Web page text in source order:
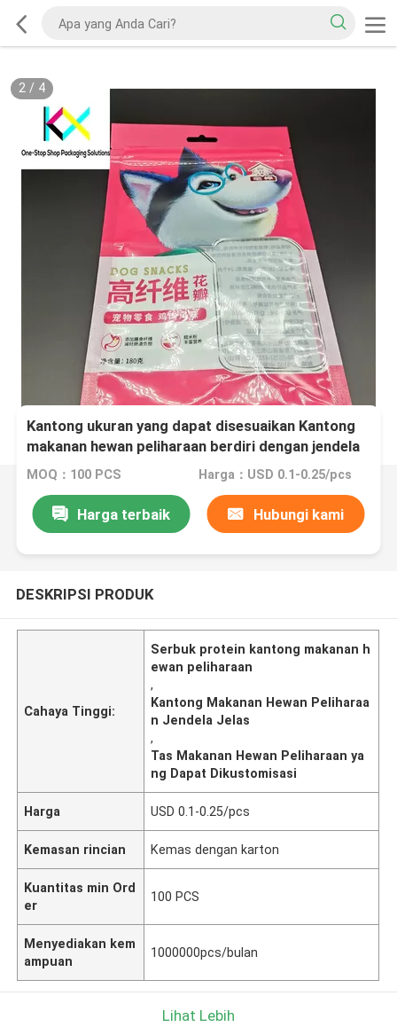
2/ 4
Kantong ukuran yang dapat disesuaikan Kantong
makanan hewan peliharaan berdiri dengan jendela
yang jelas dan bubuk protein
MOQ：100 PCS Harga：USD 0.1-0.25/pcs
Harga terbaik Hubungi kami
DESKRIPSI PRODUK
Cahaya Tinggi:
Serbuk protein kantong makanan h
ewan peliharaan
,
Kantong Makanan Hewan Peliharaa
n Jendela Jelas
,
Tas Makanan Hewan Peliharaan ya
ng Dapat Dikustomisasi
Harga USD 0.1-0.25/pcs
Kemasan rincian Kemas dengan karton
Kuantitas min Ord
er
100 PCS
Menyediakan kem
ampuan
1000000pcs/bulan
Lihat Lebih